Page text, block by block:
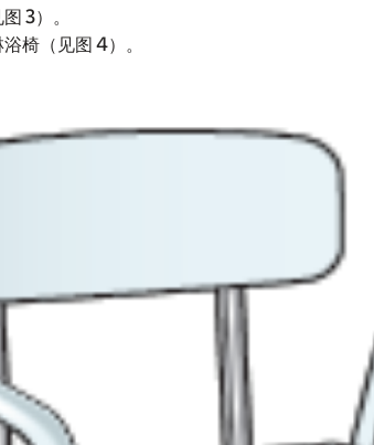
3）。
椅（见图 4）。